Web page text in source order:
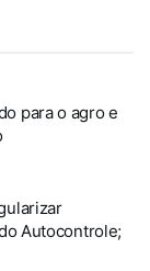
para o agro e
Autocontrole;